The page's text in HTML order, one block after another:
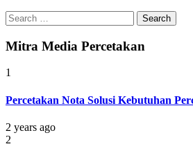
Search
for:
Mitra Media Percetakan
1
Percetakan Nota Solusi Kebutuhan
2 years ago
2